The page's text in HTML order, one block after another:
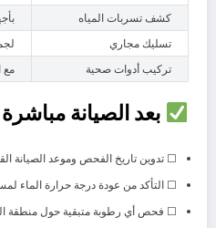
كشف تسربات المياه
تسليك مجاري
تركيب أدوات صحية
مع
بعد الصيانة مباشرة
☐ تدوين تاريخ الفحص وموعد الصيانة
☐ التأكد من عودة درجة حرارة الماء
☐ فحص أي رطوبة متبقية حول منطقة